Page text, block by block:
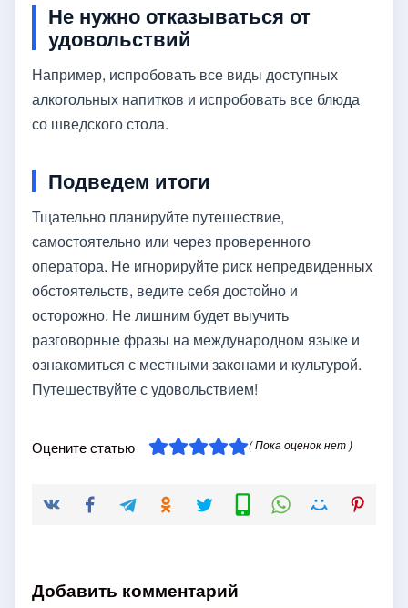
Не нужно отказываться от
удовольствий
Например, испробовать все виды доступных
алкогольных напитков и испробовать все блюда
со шведского стола.
Подведем итоги
Тщательно планируйте путешествие,
самостоятельно или через проверенного
оператора. Не игнорируйте риск непредвиденных
обстоятельств, ведите себя достойно и
осторожно. Не лишним будет выучить
разговорные фразы на международном языке и
ознакомиться с местными законами и культурой.
Путешествуйте с удовольствием!
Оцените статью ( Пока оценок нет )
Добавить комментарий